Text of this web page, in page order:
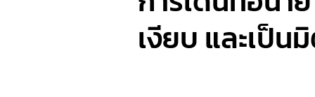
เงียบ และเป็